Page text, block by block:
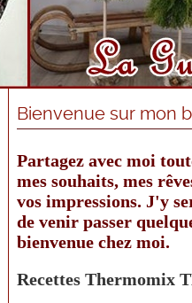
Bienvenue sur mon
Partagez avec moi
mes souhaits, mes
vos impressions. J'y
de venir passer
bienvenue chez moi.
Recettes Thermomix